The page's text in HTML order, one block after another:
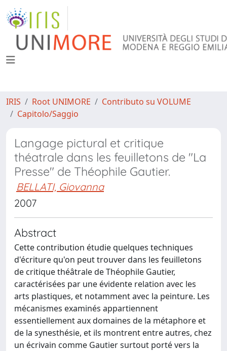
IRIS Root UNIMORE
Contributo su VOLUME
Capitolo/Saggio
Langage pictural et critique
théatrale dans les feuilletons de "La
Presse" de Théophile Gautier.
BELLATI, Giovanna
2007
Abstract
Cette contribution étudie quelques techniques
d'écriture qu'on peut trouver dans les feuilletons
de critique théâtrale de Théophile Gautier,
caractérisées par une évidente relation avec les
arts plastiques, et notamment avec la peinture. Les
mécanismes examinés appartiennent
essentiellement aux domaines de la métaphore et
de la synesthésie, et ils montrent entre autres, chez
un écrivain comme Gautier surtout porté vers la